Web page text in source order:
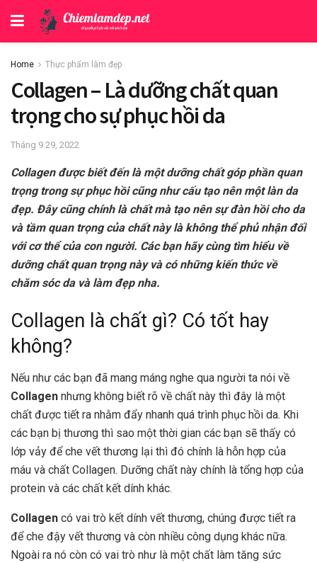
Home Thực phẩm làm đẹp
Collagen – Là dưỡng chất quan
trọng cho sự phục hồi da
Tháng 9 29, 2022
Collagen được biết đến là một dưỡng chất góp phần quan
trọng trong sự phục hồi cũng như cấu tạo nên một làn da
đẹp. Đây cũng chính là chất mà tạo nên sự đàn hồi cho da
và tầm quan trọng của chất này là không thể phủ nhận đối
với cơ thể của con người. Các bạn hãy cùng tìm hiểu về
dưỡng chất quan trọng này và có những kiến thức về
chăm sóc da và làm đẹp nha.
Collagen là chất gì? Có tốt hay
không?
Nếu như các bạn đã mang máng nghe qua người ta nói về
Collagen nhưng không biết rõ về chất này thì đây là một
chất được tiết ra nhằm đẩy nhanh quá trình phục hồi da. Khi
các bạn bị thương thì sao một thời gian các bạn sẽ thấy có
lớp vảy để che vết thương lại thì đó chính là hỗn hợp của
máu và chất Collagen. Dưỡng chất này chính là tổng hợp của
protein và các chất kết dính khác.
Collagen có vai trò kết dính vết thương, chúng được tiết ra
để che đậy vết thương và còn nhiều công dụng khác nữa.
Ngoài ra nó còn có vai trò như là một chất làm tăng sức